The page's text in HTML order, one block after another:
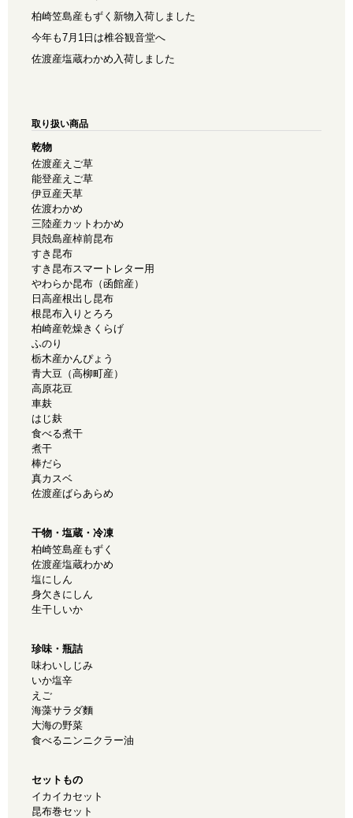
柏崎笠島産もずく新物入荷しました
今年も7月1日は椎谷観音堂へ
佐渡産塩蔵わかめ入荷しました
取り扱い商品
乾物
佐渡産えご草
能登産えご草
伊豆産天草
佐渡わかめ
三陸産カットわかめ
貝殻島産棹前昆布
すき昆布
すき昆布スマートレター用
やわらか昆布（函館産）
日高産根出し昆布
根昆布入りとろろ
柏崎産乾燥きくらげ
ふのり
栃木産かんぴょう
青大豆（高柳町産）
高原花豆
車麸
はじ麸
食べる煮干
煮干
棒だら
真カスベ
佐渡産ばらあらめ
干物・塩蔵・冷凍
柏崎笠島産もずく
佐渡産塩蔵わかめ
塩にしん
身欠きにしん
生干しいか
珍味・瓶詰
味わいしじみ
いか塩辛
えご
海藻サラダ麵
大海の野菜
食べるニンニクラー油
セットもの
イカイカセット
昆布巻セット